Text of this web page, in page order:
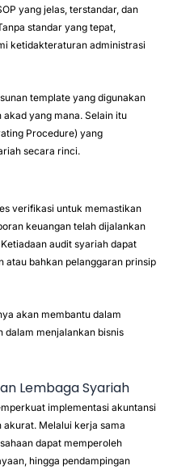
yang jelas, terstandar, dan
standar yang tepat,
ketidakteraturan administrasi
template yang digunakan
yang mana. Selain itu
Procedure) yang
secara rinci.
verifikasi untuk memastikan
keuangan telah dijalankan
audit syariah dapat
atau bahkan pelanggaran prinsip
akan membantu dalam
dalam menjalankan bisnis
Lembaga Syariah
implementasi akuntansi
Melalui kerja sama
dapat memperoleh
hingga pendampingan